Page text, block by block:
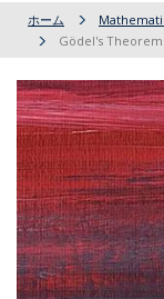
ホーム
Gödel's